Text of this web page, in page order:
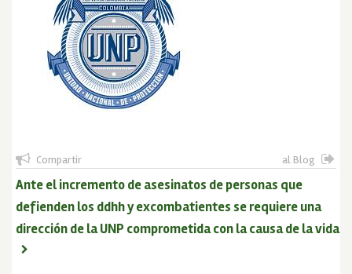
Compartir al Blog
Ante el incremento de asesinatos de personas que
defienden los ddhh y excombatientes se requiere una
dirección de la UNP comprometida con la causa de la vida